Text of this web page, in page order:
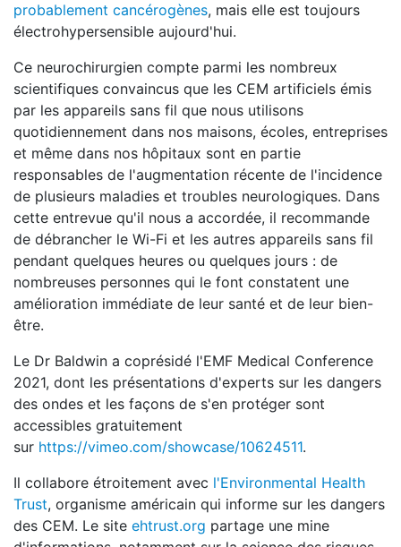
probablement cancérogènes, mais elle est toujours
électrohypersensible aujourd'hui.
Ce neurochirurgien compte parmi les nombreux
scientifiques convaincus que les CEM artificiels émis
par les appareils sans fil que nous utilisons
quotidiennement dans nos maisons, écoles, entreprises
et même dans nos hôpitaux sont en partie
responsables de l'augmentation récente de l'incidence
de plusieurs maladies et troubles neurologiques. Dans
cette entrevue qu'il nous a accordée, il recommande
de débrancher le Wi-Fi et les autres appareils sans fil
pendant quelques heures ou quelques jours : de
nombreuses personnes qui le font constatent une
amélioration immédiate de leur santé et de leur bien-
être.
Le Dr Baldwin a coprésidé l'EMF Medical Conference
2021, dont les présentations d'experts sur les dangers
des ondes et les façons de s'en protéger sont
accessibles gratuitement
sur https://vimeo.com/showcase/10624511.
Il collabore étroitement avec l'Environmental Health
Trust, organisme américain qui informe sur les dangers
des CEM. Le site ehtrust.org partage une mine